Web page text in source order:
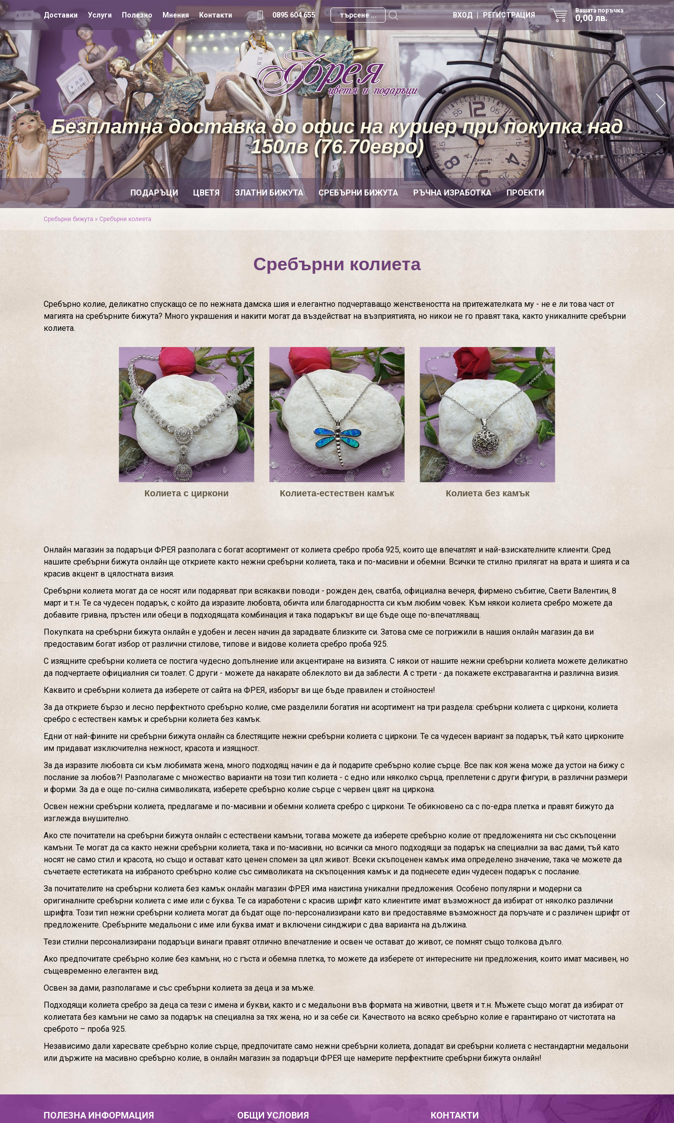
Доставки Услуги Полезно Мнения Контакти 0895 604 655
Вашата поръчка
0,00 лв.
ВХОД | РЕГИСТРАЦИЯ
ПОДАРЪЦИ ЦВЕТЯ ЗЛАТНИ БИЖУТА СРЕБЪРНИ БИЖУТА РЪЧНА ИЗРАБОТКА ПРОЕКТИ
Безплатна доставка до офис на куриер при покупка над
150лв (76.70евро)
Сребърни бижута » Сребърни колиета
Сребърни колиета
Сребърно колие, деликатно спускащо се по нежната дамска шия и елегантно подчертаващо женствеността на притежателката му - не е ли това част от
магията на сребърните бижута? Много украшения и накити могат да въздействат на възприятията, но никои не го правят така, както уникалните сребърни
колиета.
Колиета с циркони Колиета-естествен камък Колиета без камък
Онлайн магазин за подаръци ФРЕЯ разполага с богат асортимент от колиета сребро проба 925, които ще впечатлят и най-взискателните клиенти. Сред
нашите сребърни бижута онлайн ще откриете както нежни сребърни колиета, така и по-масивни и обемни. Всички те стилно прилягат на врата и шията и са
красив акцент в цялостната визия.
Сребърни колиета могат да се носят или подаряват при всякакви поводи - рожден ден, сватба, официална вечеря, фирмено събитие, Свети Валентин, 8
март и т.н. Те са чудесен подарък, с който да изразите любовта, обичта или благодарността си към любим човек. Към някои колиета сребро можете да
добавите гривна, пръстен или обеци в подходящата комбинация и така подаръкът ви ще бъде още по-впечатляващ.
Покупката на сребърни бижута онлайн е удобен и лесен начин да зарадвате близките си. Затова сме се погрижили в нашия онлайн магазин да ви
предоставим богат избор от различни стилове, типове и видове колиета сребро проба 925.
С изящните сребърни колиета се постига чудесно допълнение или акцентиране на визията. С някои от нашите нежни сребърни колиета можете деликатно
да подчертаете официалния си тоалет. С други - можете да накарате облеклото ви да заблести. А с трети - да покажете екстравагантна и различна визия.
Каквито и сребърни колиета да изберете от сайта на ФРЕЯ, изборът ви ще бъде правилен и стойностен!
За да откриете бързо и лесно перфектното сребърно колие, сме разделили богатия ни асортимент на три раздела: сребърни колиета с циркони, колиета
сребро с естествен камък и сребърни колиета без камък.
Едни от най-фините ни сребърни бижута онлайн са блестящите нежни сребърни колиета с циркони. Те са чудесен вариант за подарък, тъй като цирконите
им придават изключителна нежност, красота и изящност.
За да изразите любовта си към любимата жена, много подходящ начин е да ѝ подарите сребърно колие сърце. Все пак коя жена може да устои на бижу с
послание за любов?! Разполагаме с множество варианти на този тип колиета - с едно или няколко сърца, преплетени с други фигури, в различни размери
и форми. За да е още по-силна символиката, изберете сребърно колие сърце с червен цвят на циркона.
Освен нежни сребърни колиета, предлагаме и по-масивни и обемни колиета сребро с циркони. Те обикновено са с по-едра плетка и правят бижуто да
изглежда внушително.
Ако сте почитатели на сребърни бижута онлайн с естествени камъни, тогава можете да изберете сребърно колие от предложенията ни със скъпоценни
камъни. Те могат да са както нежни сребърни колиета, така и по-масивни, но всички са много подходящи за подарък на специални за вас дами, тъй като
носят не само стил и красота, но също и остават като ценен спомен за цял живот. Всеки скъпоценен камък има определено значение, така че можете да
съчетаете естетиката на избраното сребърно колие със символиката на скъпоценния камък и да поднесете един чудесен подарък с послание.
За почитателите на сребърни колиета без камък онлайн магазин ФРЕЯ има наистина уникални предложения. Особено популярни и модерни са
оригиналните сребърни колиета с име или с буква. Те са изработени с красив шрифт като клиентите имат възможност да избират от няколко различни
шрифта. Този тип нежни сребърни колиета могат да бъдат още по-персонализирани като ви предоставяме възможност да поръчате и с различен шрифт от
предложените. Сребърните медальони с име или буква имат и включени синджири с два варианта на дължина.
Тези стилни персонализирани подаръци винаги правят отлично впечатление и освен че остават до живот, се помнят също толкова дълго.
Ако предпочитате сребърно колие без камъни, но с гъста и обемна плетка, то можете да изберете от интересните ни предложения, които имат масивен, но
същевременно елегантен вид.
Освен за дами, разполагаме и със сребърни колиета за деца и за мъже.
Подходящи колиета сребро за деца са тези с имена и букви, както и с медальони във формата на животни, цветя и т.н. Мъжете също могат да избират от
колиетата без камъни не само за подарък на специална за тях жена, но и за себе си. Качеството на всяко сребърно колие е гарантирано от чистотата на
среброто – проба 925.
Независимо дали харесвате сребърно колие сърце, предпочитате само нежни сребърни колиета, допадат ви сребърни колиета с нестандартни медальони
или държите на масивно сребърно колие, в онлайн магазин за подаръци ФРЕЯ ще намерите перфектните сребърни бижута онлайн!
ПОЛЕЗНА ИНФОРМАЦИЯ ОБЩИ УСЛОВИЯ КОНТАКТИ